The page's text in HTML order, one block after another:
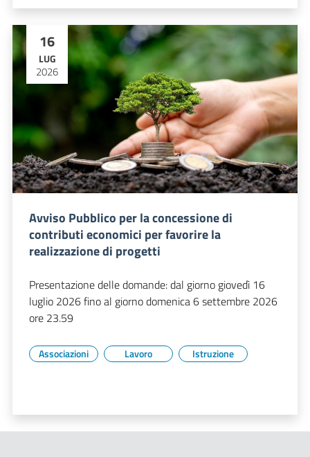
16
LUG
2026
Avviso Pubblico per la concessione di
contributi economici per favorire la
realizzazione di progetti
Presentazione delle domande: dal giorno giovedì 16
luglio 2026 fino al giorno domenica 6 settembre 2026
ore 23.59
Associazioni Lavoro Istruzione